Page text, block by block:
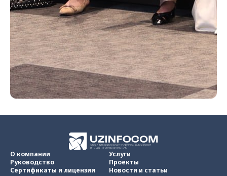
О компании
Руководство
Сертификаты и лицензии
Услуги
Проекты
Новости и статьи